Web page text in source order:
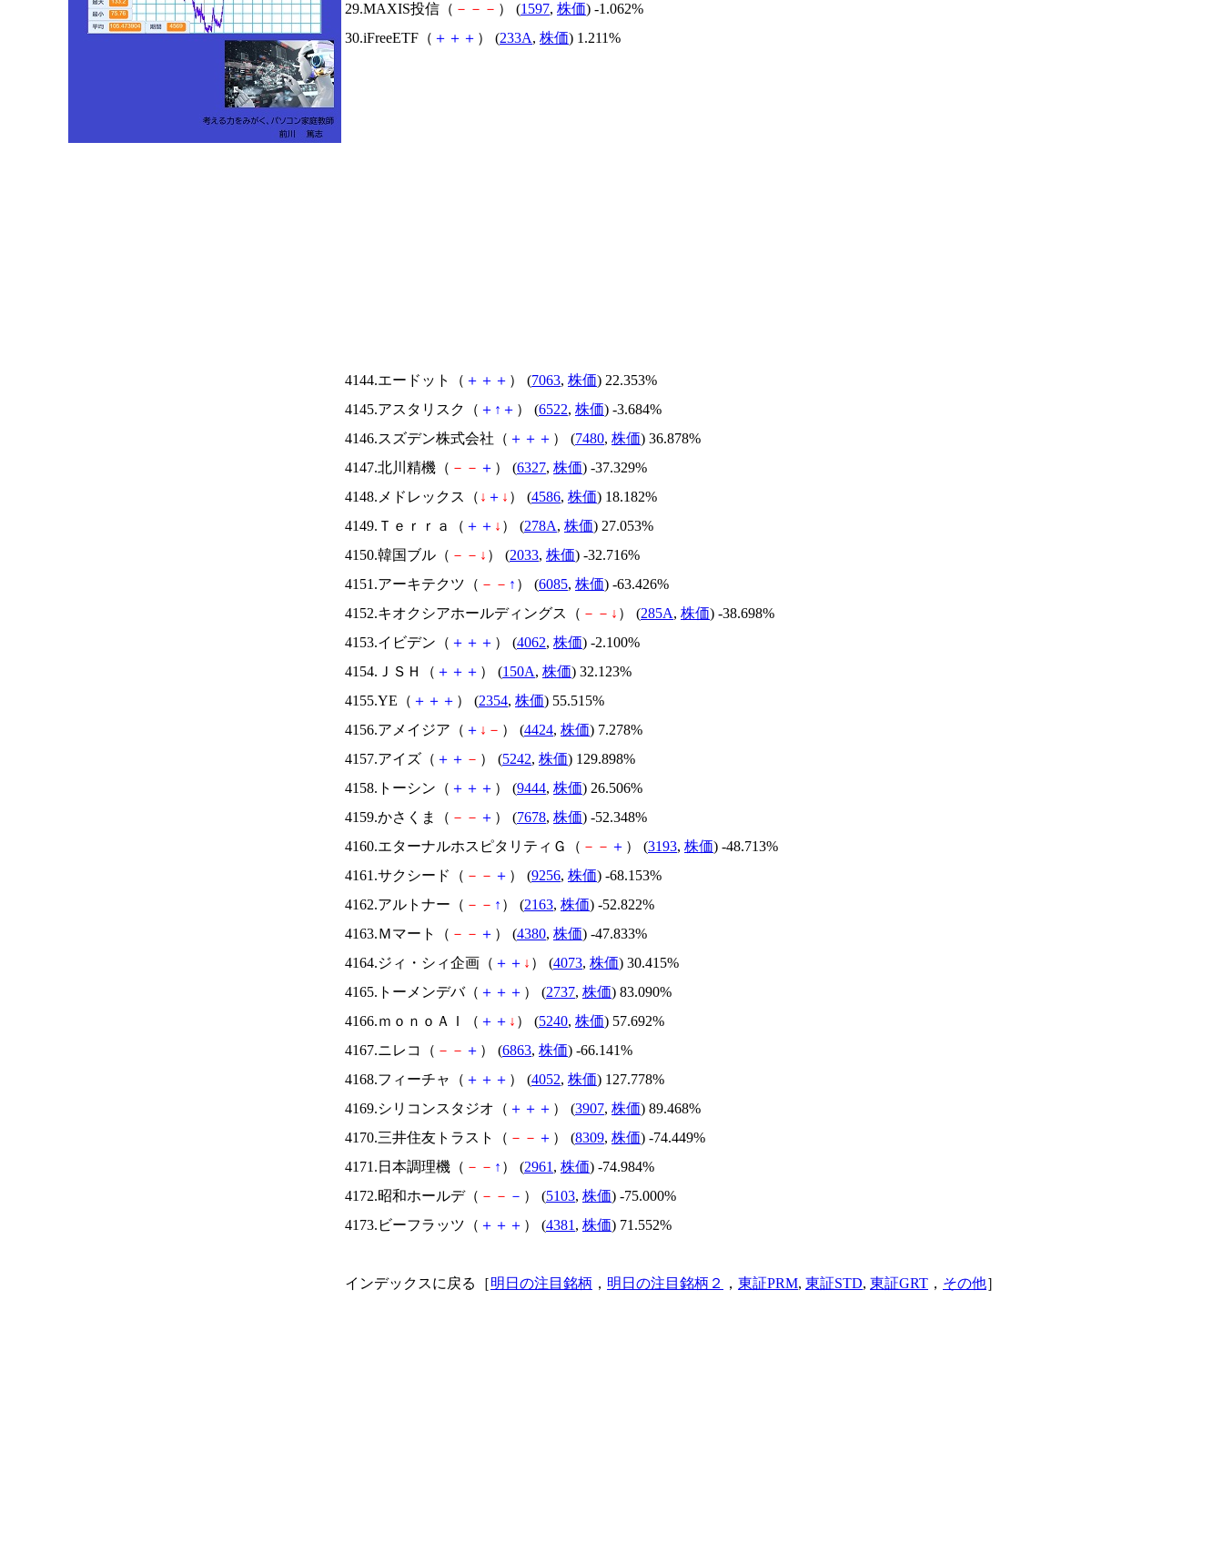
29.MAXIS投信（ － － － ） (1597, 株価) -1.062%
30.iFreeETF（ ＋ ＋ ＋ ） (233A, 株価) 1.211%
4144.エードット（ ＋ ＋ ＋ ） (7063, 株価) 22.353%
4145.アスタリスク（ ＋ ↑ ＋ ） (6522, 株価) -3.684%
4146.スズデン株式会社（ ＋ ＋ ＋ ） (7480, 株価) 36.878%
4147.北川精機（ － － ＋ ） (6327, 株価) -37.329%
4148.メドレックス（ ↓ ＋ ↓ ） (4586, 株価) 18.182%
4149.Ｔｅｒｒａ（ ＋ ＋ ↓ ） (278A, 株価) 27.053%
4150.韓国ブル（ － － ↓ ） (2033, 株価) -32.716%
4151.アーキテクツ（ － － ↑ ） (6085, 株価) -63.426%
4152.キオクシアホールディングス（ － － ↓ ） (285A, 株価) -38.698%
4153.イビデン（ ＋ ＋ ＋ ） (4062, 株価) -2.100%
4154.ＪＳＨ（ ＋ ＋ ＋ ） (150A, 株価) 32.123%
4155.YE（ ＋ ＋ ＋ ） (2354, 株価) 55.515%
4156.アメイジア（ ＋ ↓ － ） (4424, 株価) 7.278%
4157.アイズ（ ＋ ＋ － ） (5242, 株価) 129.898%
4158.トーシン（ ＋ ＋ ＋ ） (9444, 株価) 26.506%
4159.かさくま（ － － ＋ ） (7678, 株価) -52.348%
4160.エターナルホスピタリティＧ（ － － ＋ ） (3193, 株価) -48.713%
4161.サクシード（ － － ＋ ） (9256, 株価) -68.153%
4162.アルトナー（ － － ↑ ） (2163, 株価) -52.822%
4163.Ｍマート（ － － ＋ ） (4380, 株価) -47.833%
4164.ジィ・シィ企画（ ＋ ＋ ↓ ） (4073, 株価) 30.415%
4165.トーメンデバ（ ＋ ＋ ＋ ） (2737, 株価) 83.090%
4166.ｍｏｎｏＡＩ（ ＋ ＋ ↓ ） (5240, 株価) 57.692%
4167.ニレコ（ － － ＋ ） (6863, 株価) -66.141%
4168.フィーチャ（ ＋ ＋ ＋ ） (4052, 株価) 127.778%
4169.シリコンスタジオ（ ＋ ＋ ＋ ） (3907, 株価) 89.468%
4170.三井住友トラスト（ － － ＋ ） (8309, 株価) -74.449%
4171.日本調理機（ － － ↑ ） (2961 , 株価) -74.984%
4172.昭和ホールデ（ － － － ） (5103, 株価) -75.000%
4173.ビーフラッツ（ ＋ ＋ ＋ ） (4381 , 株価) 71.552%
インデックスに戻る［明日の注目銘柄 ， 明日の注目銘柄２ ， 東証PRM, 東証STD, 東証GRT ， その他］